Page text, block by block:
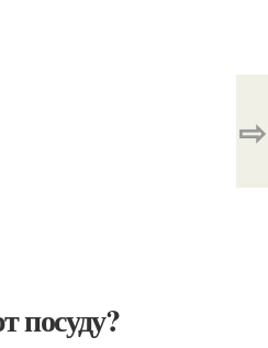
посуду?
⇨